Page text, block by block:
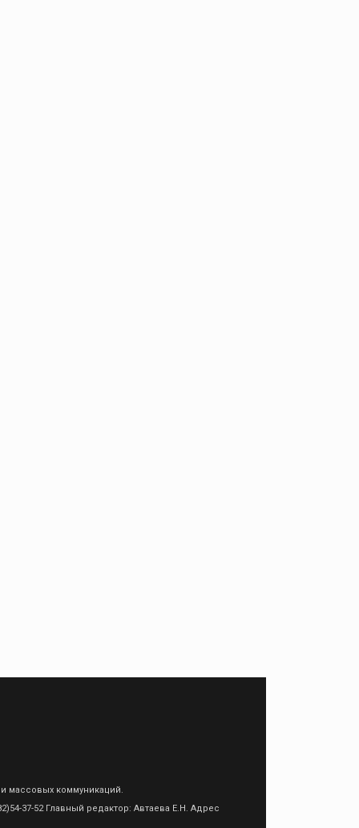
массовых коммуникаций.
37-52 Главный редактор: Автаева Е.Н. Адрес